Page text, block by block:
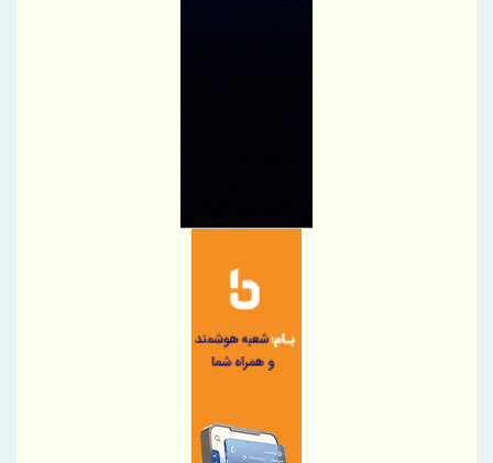
متقی‌نیا: منابع بانک کشاورزی از هزار همت عبور کرد / تقویت حمایت از
تامین مالی زنجیره تولید از 117 همت عبور کرد
بانک رفاه کارگران وارد عرصه بانکداری ارزش‌آفرین شده است
توکن تکو، تهاتر مطالبات و بدهی‌ها با استفاده از ظرفیت‌های دیجیتال